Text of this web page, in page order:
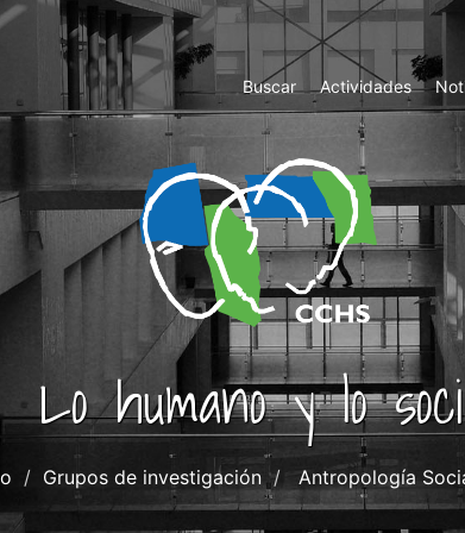
Top
Menu
Buscar Actividades
Lo humano y lo
Grupos de investigación Antropología